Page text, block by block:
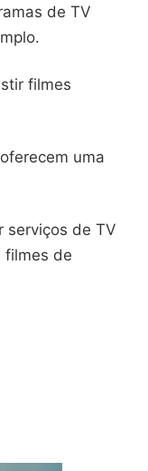
de TV
filmes
uma
serviços de TV
filmes de